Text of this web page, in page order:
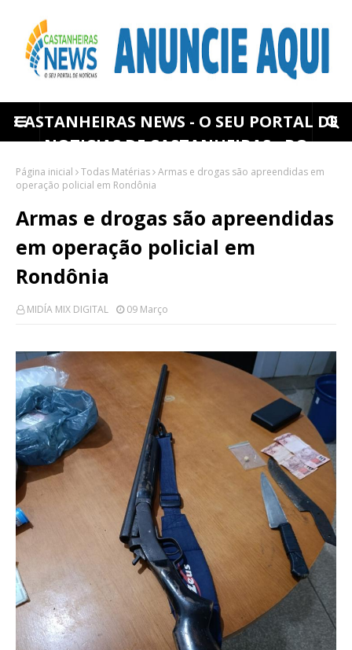
CASTANHEIRAS NEWS - O SEU PORTAL DE
NOTICIAS DE CASTANHEIRAS - RO
Página inicial Todas Matérias Armas e drogas são apreendidas em
operação policial em Rondônia
Armas e drogas são apreendidas
em operação policial em
Rondônia
MIDÍA MIX DIGITAL 09 Março